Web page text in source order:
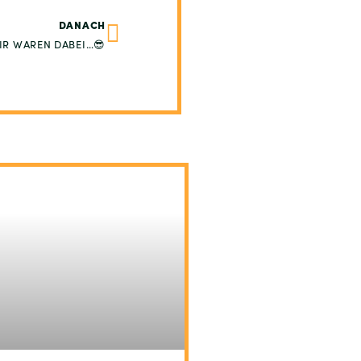
DANACH
WAREN DABEI…😎